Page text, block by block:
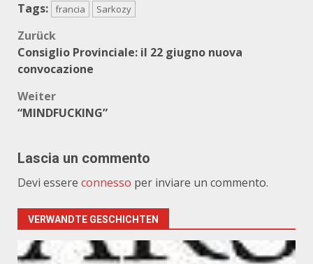
Tags: francia Sarkozy
Beitragsnavigation
Zurück
Consiglio Provinciale: il 22 giugno nuova
convocazione
Weiter
“MINDFUCKING”
Lascia un commento
Devi essere connesso per inviare un commento.
VERWANDTE GESCHICHTEN